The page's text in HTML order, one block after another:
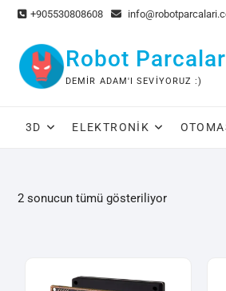
Skip
content
+905530808608
Robot
DEMIR ADAM'I SEVIYORUZ :)
3D ELEKTRONIK
2 sonucun tümü gösteriliyorEn